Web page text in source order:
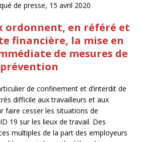
de presse, 15 avril 2020
ordonnent, en référé et
financière, la mise en
de mesures de
prévention
de confinement et d’interdit de
difficile aux travailleurs et aux
faire cesser les situations de
19 sur les lieux de travail. Des
multiples de la part des employeurs